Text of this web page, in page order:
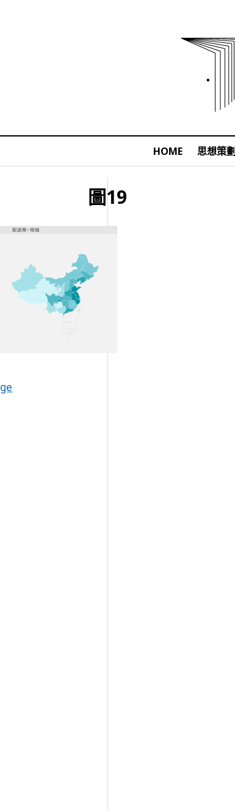
HOME 思想策劃
圖19